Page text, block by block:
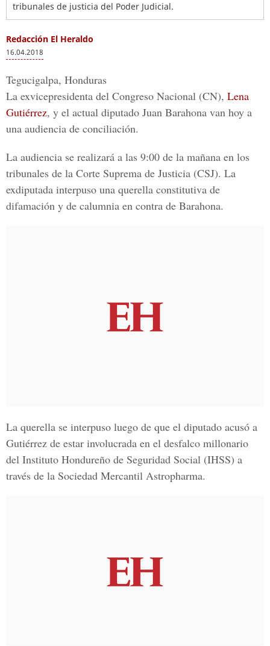
tribunales de justicia del Poder Judicial.
Redacción El Heraldo
16.04.2018
Tegucigalpa, Honduras
La exvicepresidenta del Congreso Nacional (CN), Lena
Gutiérrez, y el actual diputado Juan Barahona van hoy a
una audiencia de conciliación.
La audiencia se realizará a las 9:00 de la mañana en los
tribunales de la Corte Suprema de Justicia (CSJ). La
exdiputada interpuso una querella constitutiva de
difamación y de calumnia en contra de Barahona.
La querella se interpuso luego de que el diputado acusó a
Gutiérrez de estar involucrada en el desfalco millonario
del Instituto Hondureño de Seguridad Social (IHSS) a
través de la Sociedad Mercantil Astropharma.